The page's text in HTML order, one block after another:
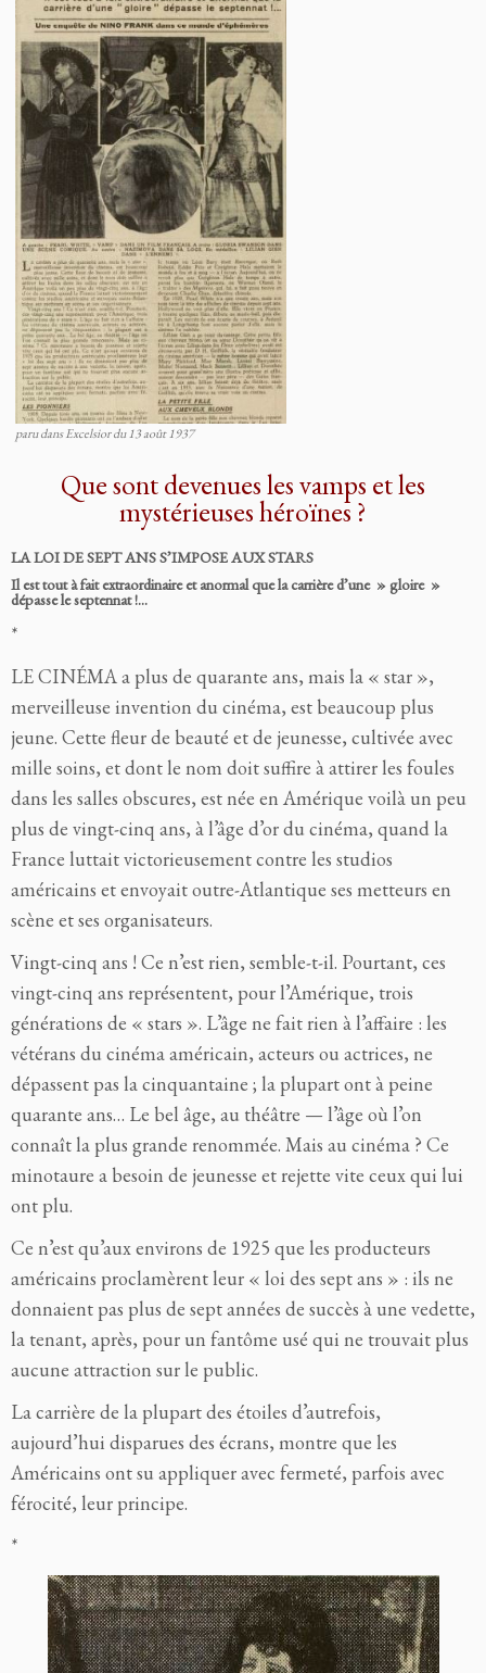
paru dans Excelsior du 13 août 1937
Que sont devenues les vamps et les
mystérieuses héroïnes ?
LA LOI DE SEPT ANS S’IMPOSE AUX STARS
Il est tout à fait extraordinaire et anormal que la carrière d’une » gloire »
dépasse le septennat !…
*
LE CINÉMA a plus de quarante ans, mais la « star »,
merveilleuse invention du cinéma, est beaucoup plus
jeune. Cette fleur de beauté et de jeunesse, cultivée avec
mille soins, et dont le nom doit suffire à attirer les foules
dans les salles obscures, est née en Amérique voilà un peu
plus de vingt-cinq ans, à l’âge d’or du cinéma, quand la
France luttait victorieusement contre les studios
américains et envoyait outre-Atlantique ses metteurs en
scène et ses organisateurs.
Vingt-cinq ans ! Ce n’est rien, semble-t-il. Pourtant, ces
vingt-cinq ans représentent, pour l’Amérique, trois
générations de « stars ». L’âge ne fait rien à l’affaire : les
vétérans du cinéma américain, acteurs ou actrices, ne
dépassent pas la cinquantaine ; la plupart ont à peine
quarante ans… Le bel âge, au théâtre — l’âge où l’on
connaît la plus grande renommée. Mais au cinéma ? Ce
minotaure a besoin de jeunesse et rejette vite ceux qui lui
ont plu.
Ce n’est qu’aux environs de 1925 que les producteurs
américains proclamèrent leur « loi des sept ans » : ils ne
donnaient pas plus de sept années de succès à une vedette,
la tenant, après, pour un fantôme usé qui ne trouvait plus
aucune attraction sur le public.
La carrière de la plupart des étoiles d’autrefois,
aujourd’hui disparues des écrans, montre que les
Américains ont su appliquer avec fermeté, parfois avec
férocité, leur principe.
*